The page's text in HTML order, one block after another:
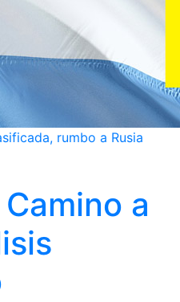
rumbo a Rusia
a